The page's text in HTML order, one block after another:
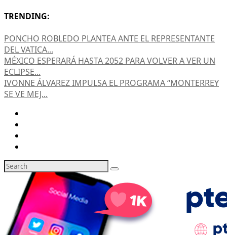
TRENDING:
PONCHO ROBLEDO PLANTEA ANTE EL REPRESENTANTE
DEL VATICA...
MÉXICO ESPERARÁ HASTA 2052 PARA VOLVER A VER UN
ECLIPSE...
IVONNE ÁLVAREZ IMPULSA EL PROGRAMA “MONTERREY
SE VE MEJ...